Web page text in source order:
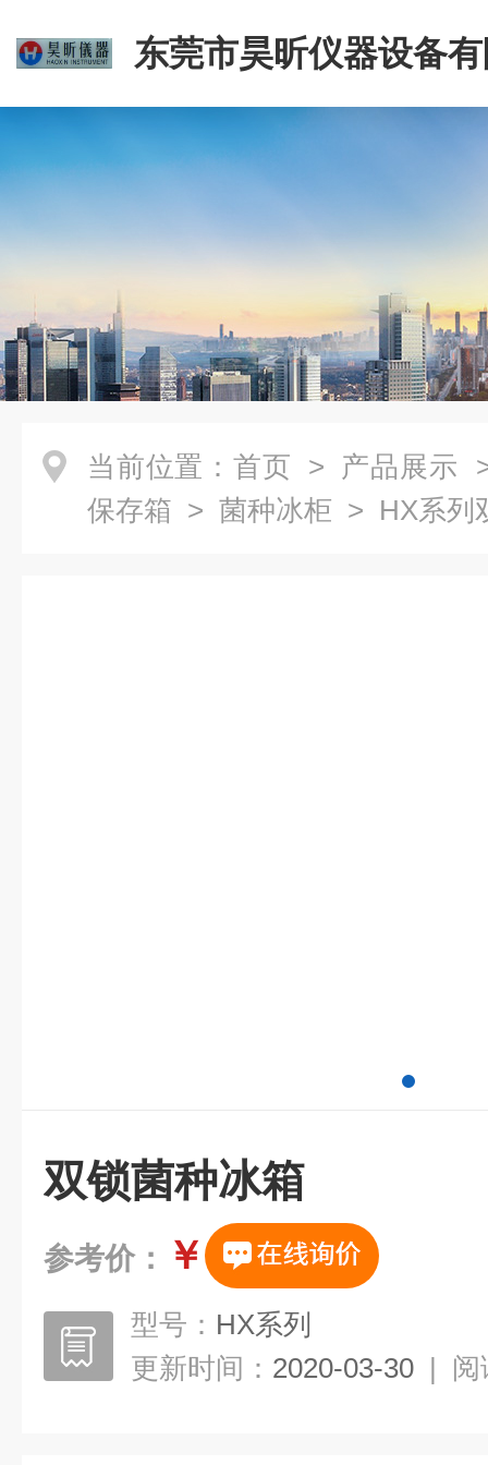
东莞市昊昕仪器设备
当前位置： 首页 > 产品展示
保存箱 > 菌种冰柜 > HX系列
双锁菌种冰箱
参考价： ￥
型号： HX系列
更新时间： 2020-03-30 | 阅